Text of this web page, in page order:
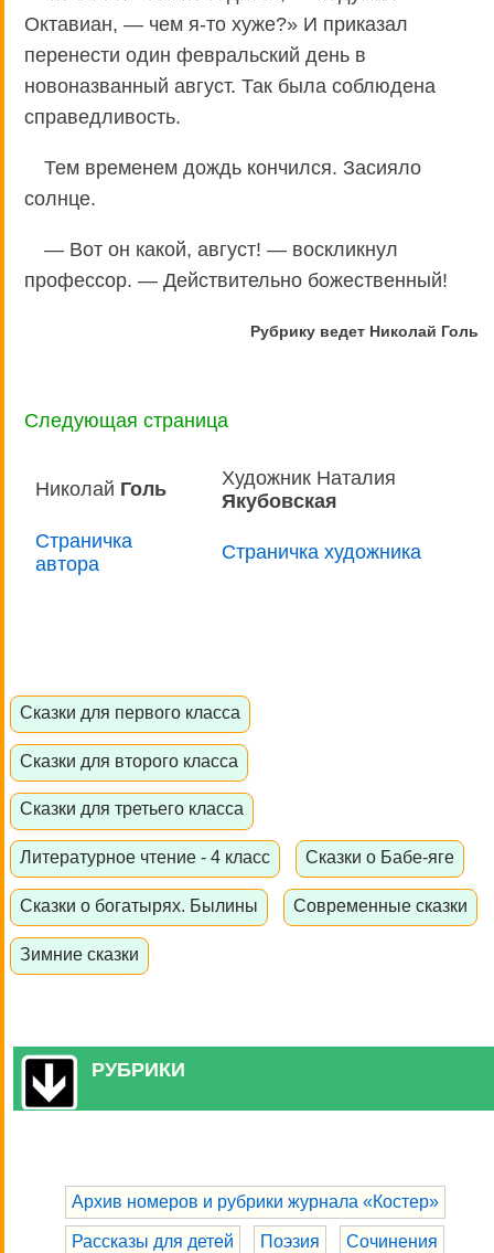
Октавиан, — чем я-то хуже?» И приказал
перенести один февральский день в
новоназванный август. Так была соблюдена
справедливость.
Тем временем дождь кончился. Засияло
солнце.
— Вот он какой, август! — воскликнул
профессор. — Действительно божественный!
Рубрику ведет Николай Голь
Следующая страница
Николай Голь
Художник Наталия
Якубовская
Страничка
автора
Страничка художника
Сказки для первого класса
Сказки для второго класса
Сказки для третьего класса
Литературное чтение - 4 класс Сказки о Бабе-яге
Сказки о богатырях. Былины Современные сказки
Зимние сказки
РУБРИКИ
Архив номеров и рубрики журнала «Костер»
Рассказы для детей Поэзия Сочинения